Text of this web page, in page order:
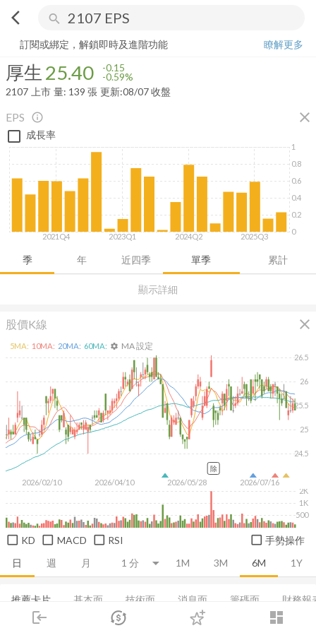
arrow_back_ios search
login dashboard
市場 登入
厚生 25.40-0.59%
訂閱或綁定，解鎖即時及進階功能
瞭解更多
厚生 25.40 -0.15
-0.59%
2107 上市 量: 139 張 更新:08/07 收盤
EPS close
顯示詳細
info_outline
季 年 近四季 單季 累計
成長率
2021Q4 2023Q1 2024Q2 2025Q3
0
0.2
0.4
0.6
0.8
1
股價K線 close
日 週 月 1M 3M 6M 1Y
2026/02/10 2026/04/10 2026/05/28 2026/07/16
24.5
25
25.5
26
26.5
500
1K
2K
5MA: 10MA: 20MA: 60MA: settings MA 設定
除
KD MACD RSI 手勢操作
推薦卡片 基本面 技術面 消息面 籌碼面 財務報
基本概況